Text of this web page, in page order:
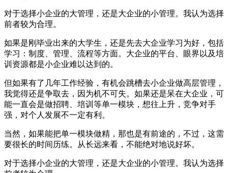
对于选择小企业的大管理，还是大企业的小管理。我认为选择
前者较为合理。
如果是刚毕业出来的大学生，还是先去大企业学习为好，包括
学习：制度、管理、流程等方面。大企业的平台、眼界以及培
训资源都是小企业难以达到的。
但如果有了几年工作经验，有机会跳槽去小企业做高层管理，
我觉得还是争取去，因为机不可失。如果还是呆在大企业，可
能一直会是做招聘、培训等单一模块，想往上升，竞争对手
强，对个人发展不一定有利。
当然，如果能把单一模块做精，那也是有前途的，不过，这需
要很长的时间历练。从长远来看，不能绝对地说好坏。
对于选择小企业的大管理，还是大企业的小管理。我认为选择